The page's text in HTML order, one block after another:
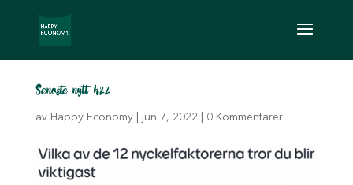
Senaste nytt h22
av Happy Economy| jun 7, 2022 0 Kommentarer